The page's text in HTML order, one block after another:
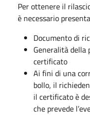
Per ottenere il
è necessario
Documento di
Generalità della
certificato
Ai fini di una
bollo, il
il certificato è
che prevede